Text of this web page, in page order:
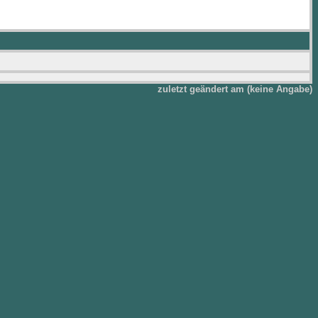
zuletzt geändert am (keine Angabe)